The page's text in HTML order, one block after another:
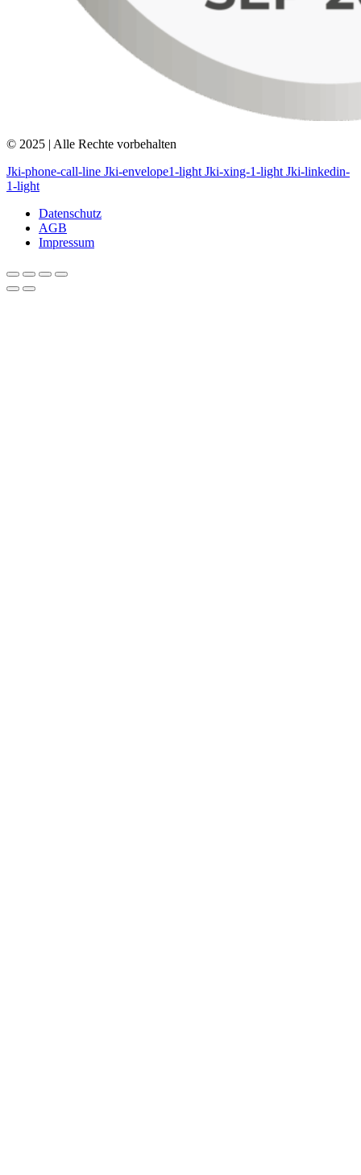
© 2025 | Alle Rechte vorbehalten
Jki-phone-call-line Jki-envelope1-light Jki-xing-1-light Jki-linkedin-
1-light
Datenschutz
AGB
Impressum